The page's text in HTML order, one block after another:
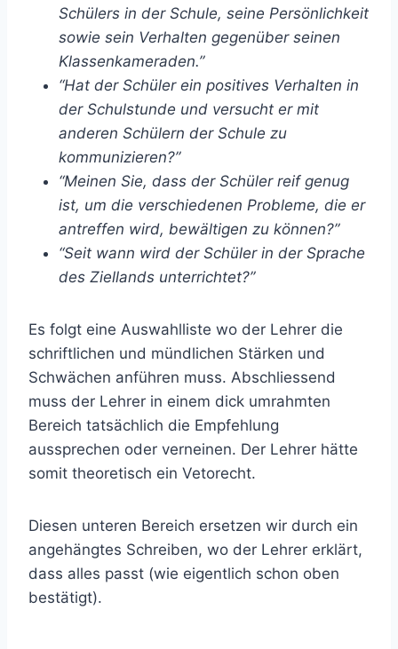
Schülers in der Schule, seine Persönlichkeit
sowie sein Verhalten gegenüber seinen
Klassenkameraden.”
“Hat der Schüler ein positives Verhalten in
der Schulstunde und versucht er mit
anderen Schülern der Schule zu
kommunizieren?”
“Meinen Sie, dass der Schüler reif genug
ist, um die verschiedenen Probleme, die er
antreffen wird, bewältigen zu können?”
“Seit wann wird der Schüler in der Sprache
des Ziellands unterrichtet?”
Es folgt eine Auswahlliste wo der Lehrer die
schriftlichen und mündlichen Stärken und
Schwächen anführen muss. Abschliessend
muss der Lehrer in einem dick umrahmten
Bereich tatsächlich die Empfehlung
aussprechen oder verneinen. Der Lehrer hätte
somit theoretisch ein Vetorecht.
Diesen unteren Bereich ersetzen wir durch ein
angehängtes Schreiben, wo der Lehrer erklärt,
dass alles passt (wie eigentlich schon oben
bestätigt).